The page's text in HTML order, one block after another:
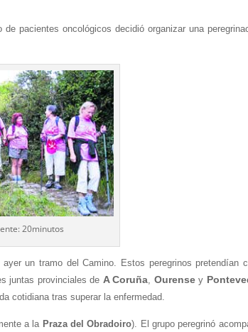
pacientes oncológicos decidió organizar una
20minutos
un tramo del Camino. Estos peregrinos pretendían
juntas provinciales de A Coruña Ourensey
cotidiana tras superar la enfermedad.
a la Praza del Obradoiro). El grupo peregrinó